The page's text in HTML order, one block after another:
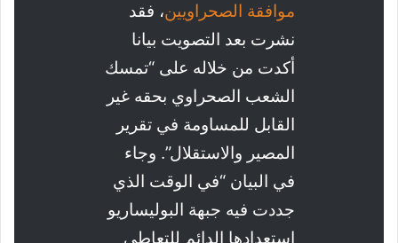
موافقة الصحراويين، فقد
نشرت بعد التصويت بيانا
أكدت من خلاله على “تمسك
الشعب الصحراوي بحقه غير
القابل للمساومة في تقرير
المصير والاستقلال”. وجاء
في البيان “في الوقت الذي
جددت فيه جبهة البوليساريو
استعدادها الدائم للتعاطي